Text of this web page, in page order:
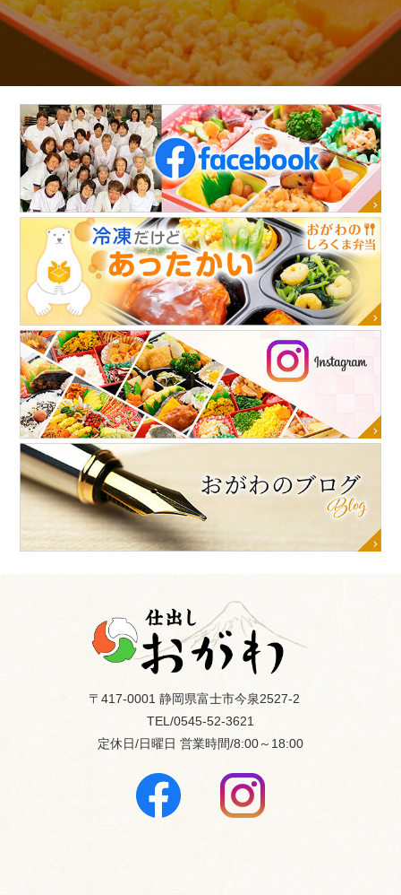
〒417-0001 静岡県富士市今泉2527-2
TEL/0545-52-3621
定休日/日曜日 営業時間/8:00～18:00